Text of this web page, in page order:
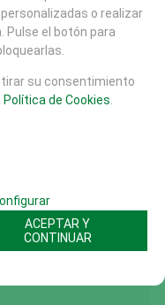
o realizar
Pulse el botón para
su consentimiento
Política de Cookies
ACEPTAR Y
CONTINUAR